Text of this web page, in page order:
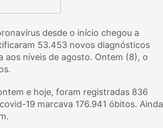
desde o início chegou a
53.453 novos diagnósticos
aos níveis de agosto. Ontem (8), o
e hoje, foram registradas 836
19 marcava 176.941 óbitos. Ainda